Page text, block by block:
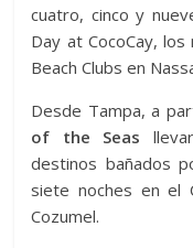
cuatro, cinco y
Day at CocoCay,
Beach Clubs en
Desde Tampa, a
of the Seas
destinos bañados
siete noches en el
Cozumel.